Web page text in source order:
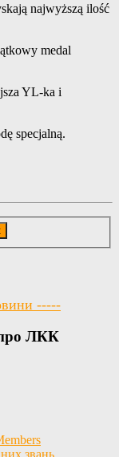
najwyższą ilość
medal
YL-ka i
specjalną.
-----
ЛКК
звань